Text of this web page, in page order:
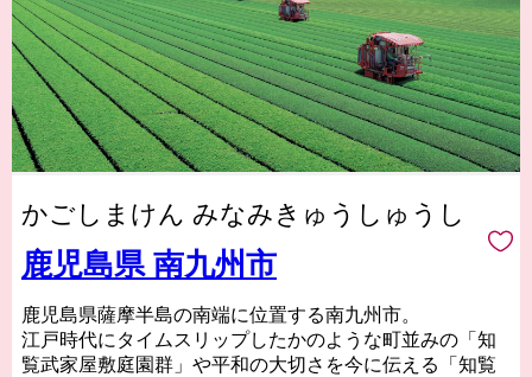
かごしまけん みなみきゅうしゅうし
鹿児島県 南九州市
鹿児島県薩摩半島の南端に位置する南九州市。
江戸時代にタイムスリップしたかのような町並みの「知
覧武家屋敷庭園群」や平和の大切さを今に伝える「知覧